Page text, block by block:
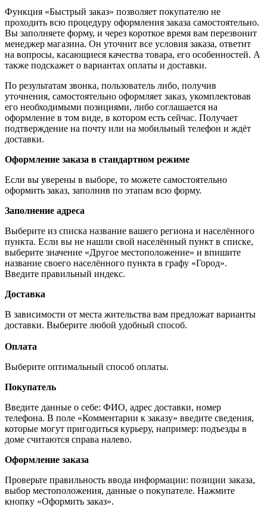
Функция «Быстрый заказ» позволяет покупателю не
проходить всю процедуру оформления заказа самостоятельно.
Вы заполняете форму, и через короткое время вам перезвонит
менеджер магазина. Он уточнит все условия заказа, ответит
на вопросы, касающиеся качества товара, его особенностей. А
также подскажет о вариантах оплаты и доставки.
По результатам звонка, пользователь либо, получив
уточнения, самостоятельно оформляет заказ, укомплектовав
его необходимыми позициями, либо соглашается на
оформление в том виде, в котором есть сейчас. Получает
подтверждение на почту или на мобильный телефон и ждёт
доставки.
Оформление заказа в стандартном режиме
Если вы уверены в выборе, то можете самостоятельно
оформить заказ, заполнив по этапам всю форму.
Заполнение адреса
Выберите из списка название вашего региона и населённого
пункта. Если вы не нашли свой населённый пункт в списке,
выберите значение «Другое местоположение» и впишите
название своего населённого пункта в графу «Город».
Введите правильный индекс.
Доставка
В зависимости от места жительства вам предложат варианты
доставки. Выберите любой удобный способ.
Оплата
Выберите оптимальный способ оплаты.
Покупатель
Введите данные о себе: ФИО, адрес доставки, номер
телефона. В поле «Комментарии к заказу» введите сведения,
которые могут пригодиться курьеру, например: подъезды в
доме считаются справа налево.
Оформление заказа
Проверьте правильность ввода информации: позиции заказа,
выбор местоположения, данные о покупателе. Нажмите
кнопку «Оформить заказ».